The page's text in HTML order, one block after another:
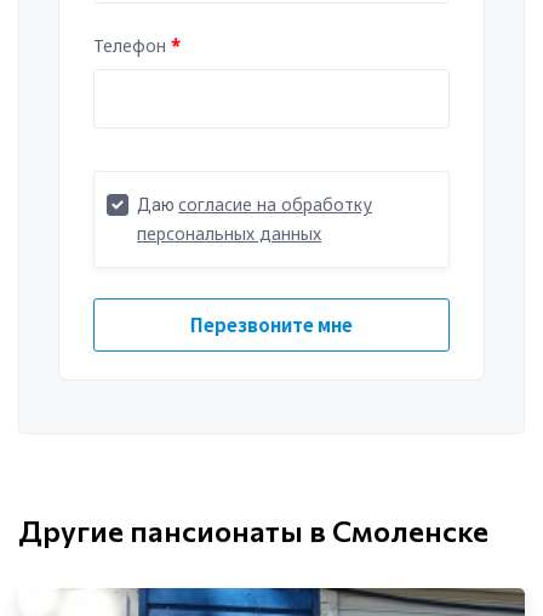
Другие пансионаты в Смоленске